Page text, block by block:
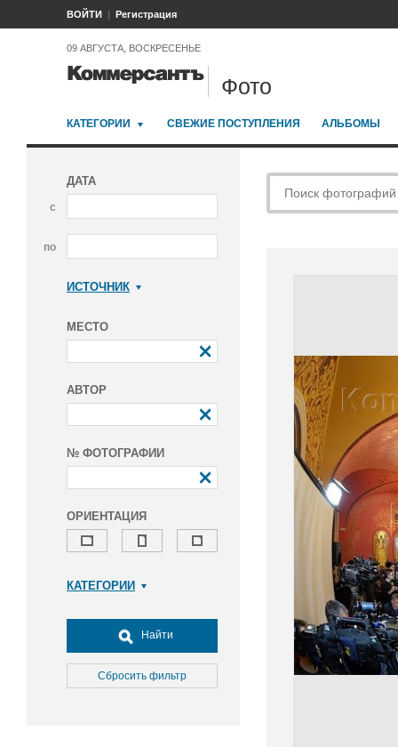
ВОЙТИ Регистрация
09 АВГУСТА, ВОСКРЕСЕНЬЕ
Фото
КАТЕГОРИИ СВЕЖИЕ ПОСТУПЛЕНИЯ АЛЬБОМЫ
ДАТА
с
по
ИСТОЧНИК
МЕСТО
АВТОР
№ ФОТОГРАФИИ
ОРИЕНТАЦИЯ
КАТЕГОРИИ
Досуг, туризм и отдых
Культура
Медицина
Найти
Сбросить фильтр